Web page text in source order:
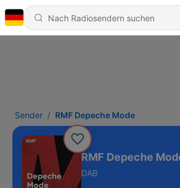
Sender RMF Depeche Mode
RMF Depeche
DAB